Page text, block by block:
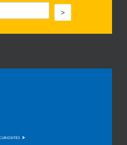
>
>